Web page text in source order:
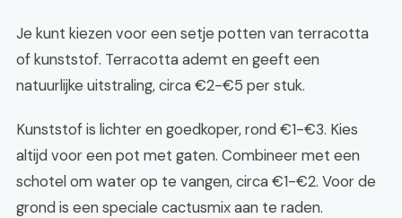
Je kunt kiezen voor een setje potten van terracotta
of kunststof. Terracotta ademt en geeft een
natuurlijke uitstraling, circa €2-€5 per stuk.
Kunststof is lichter en goedkoper, rond €1-€3. Kies
altijd voor een pot met gaten. Combineer met een
schotel om water op te vangen, circa €1-€2. Voor de
grond is een speciale cactusmix aan te raden.